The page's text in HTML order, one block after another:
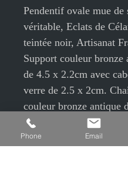
Pendentif ovale mue de
véritable, Eclats de
teintée noir, Artisanat
Support couleur bronze
de 4.5 x 2.2cm avec
verre de 2.5 x 2cm.
couleur bronze antique
Découvrez Les Éclats
: bijoux uniques faits
Phone Email